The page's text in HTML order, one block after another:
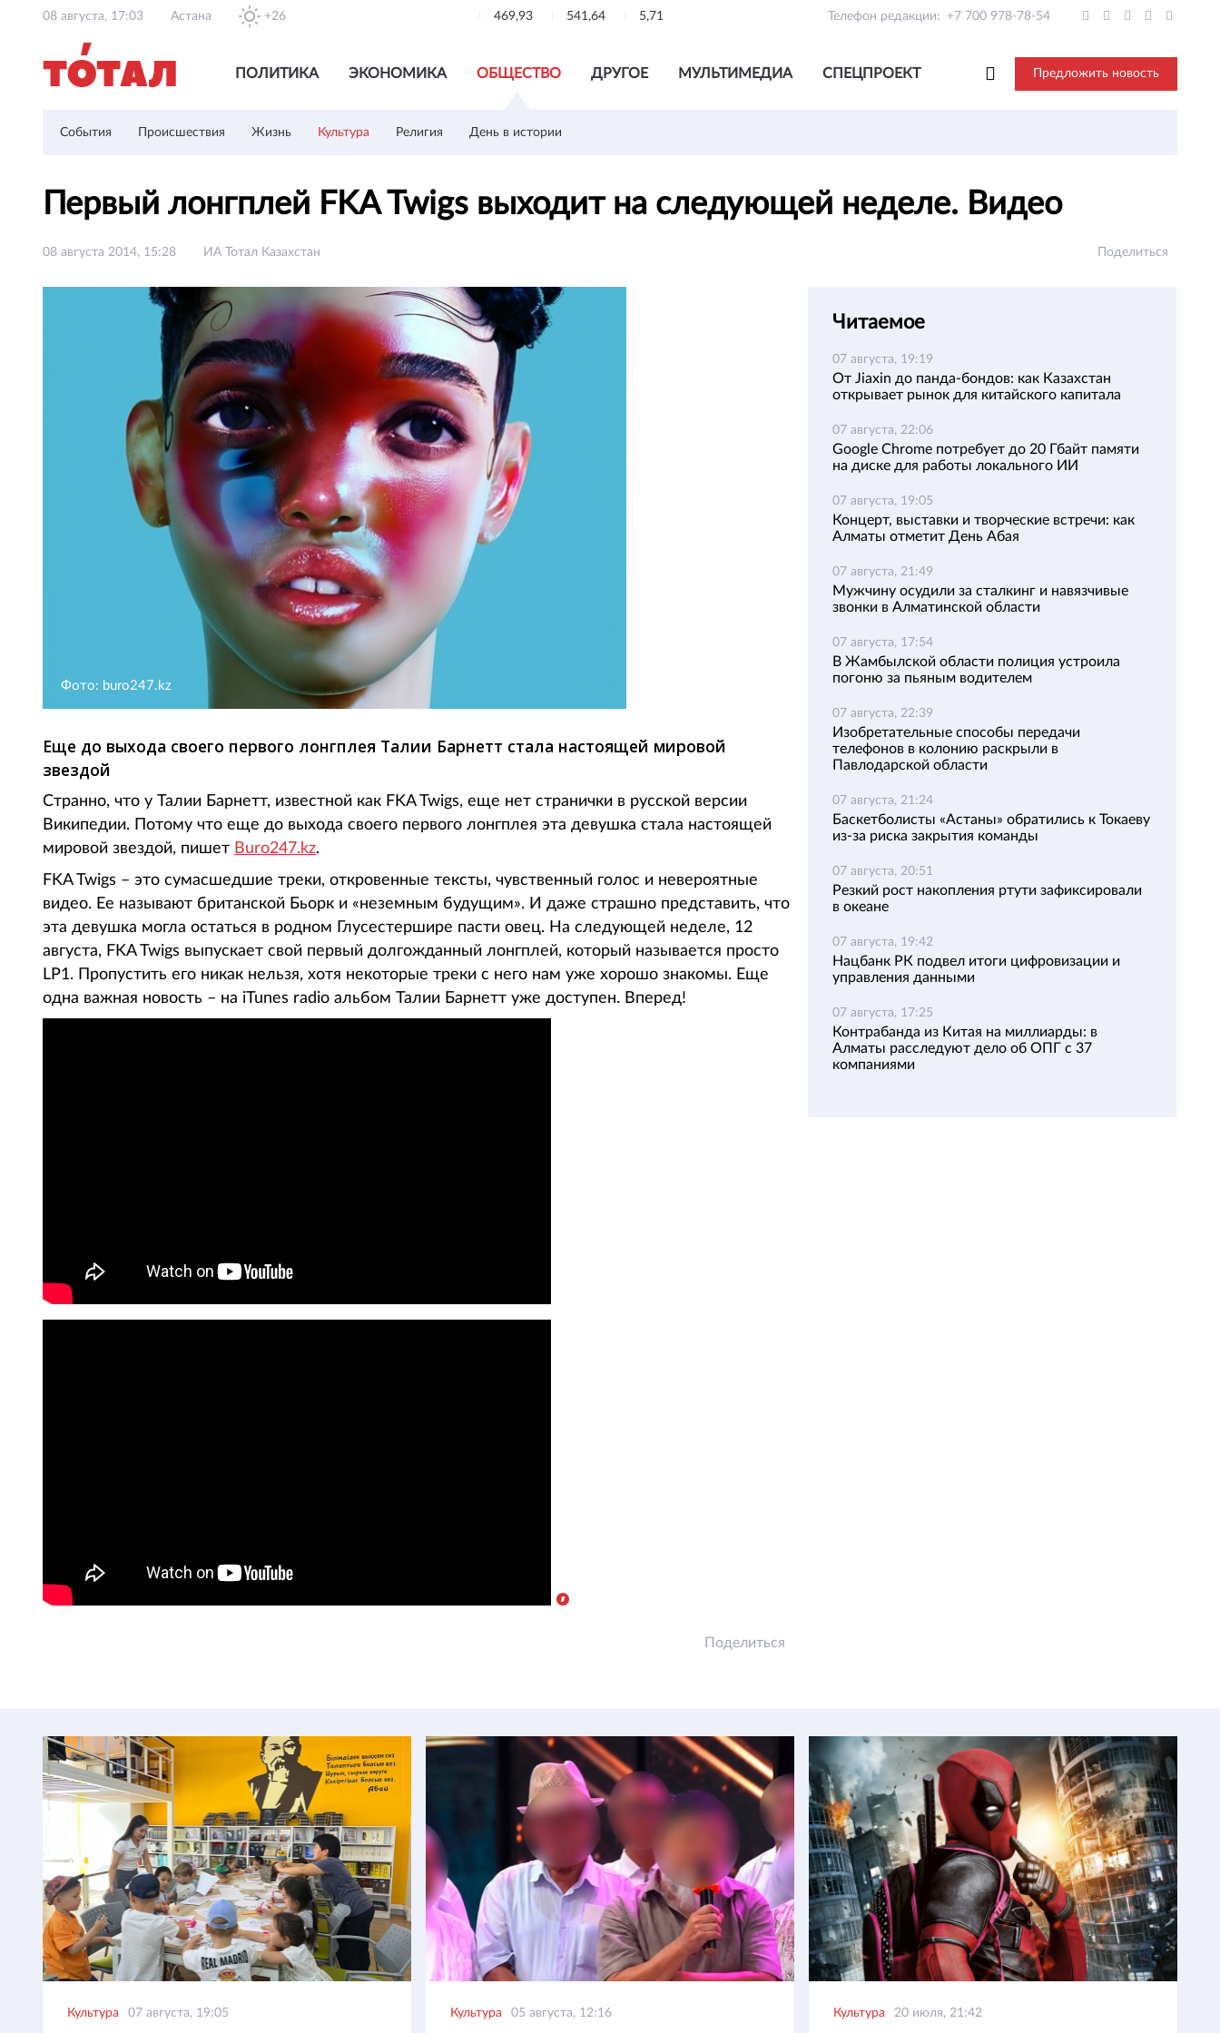
08 августа, 17:03 Астана +26 469,93 541,64 5,71 Телефон редакции: +7 700 978-78-54
ПОЛИТИКА ЭКОНОМИКА ОБЩЕСТВО ДРУГОЕ МУЛЬТИМЕДИА СПЕЦПРОЕКТ Предложить новость
События Происшествия Жизнь Культура Религия День в истории
Первый лонгплей FKA Twigs выходит на следующей неделе. Видео
08 августа 2014, 15:28 ИА Тотал Казахстан Поделиться
Фото: buro247.kz
Еще до выхода своего первого лонгплея Талии Барнетт стала настоящей мировой
звездой
Странно, что у Талии Барнетт, известной как FKA Twigs, еще нет странички в русской версии
Википедии. Потому что еще до выхода своего первого лонгплея эта девушка стала настоящей
мировой звездой, пишет Buro247.kz.
FKA Twigs – это сумасшедшие треки, откровенные тексты, чувственный голос и невероятные
видео. Ее называют британской Бьорк и «неземным будущим». И даже страшно представить, что
эта девушка могла остаться в родном Глусестершире пасти овец. На следующей неделе, 12
августа, FKA Twigs выпускает свой первый долгожданный лонгплей, который называется просто
LP1. Пропустить его никак нельзя, хотя некоторые треки с него нам уже хорошо знакомы. Еще
одна важная новость – на iTunes radio альбом Талии Барнетт уже доступен. Вперед!
Поделиться
Читаемое
07 августа, 19:19
От Jiaxin до панда-бондов: как Казахстан
открывает рынок для китайского капитала
07 августа, 22:06
Google Chrome потребует до 20 Гбайт памяти
на диске для работы локального ИИ
07 августа, 19:05
Концерт, выставки и творческие встречи: как
Алматы отметит День Абая
07 августа, 21:49
Мужчину осудили за сталкинг и навязчивые
звонки в Алматинской области
07 августа, 17:54
В Жамбылской области полиция устроила
погоню за пьяным водителем
07 августа, 22:39
Изобретательные способы передачи
телефонов в колонию раскрыли в
Павлодарской области
07 августа, 21:24
Баскетболисты «Астаны» обратились к Токаеву
из-за риска закрытия команды
07 августа, 20:51
Резкий рост накопления ртути зафиксировали
в океане
07 августа, 19:42
Нацбанк РК подвел итоги цифровизации и
управления данными
07 августа, 17:25
Контрабанда из Китая на миллиарды: в
Алматы расследуют дело об ОПГ с 37
компаниями
Культура 07 августа, 19:05 Культура 05 августа, 12:16 Культура 20 июля, 21:42